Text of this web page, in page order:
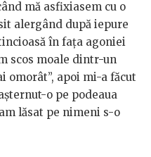
mă asfixiasem cu o
alergând după iepure
în fața agoniei
scos moale dintr-un
omorât”, apoi mi-a făcut
o pe podeaua
lăsat pe nimeni s-o